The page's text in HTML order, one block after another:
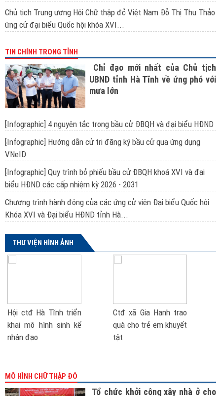
Chủ tịch Trung ương Hội Chữ thập đỏ Việt Nam Đỗ Thị Thu Thảo
ứng cử đại biểu Quốc hội khóa XVI...
TIN CHÍNH TRONG TỈNH
Chỉ đạo mới nhất của Chủ tịch
UBND tỉnh Hà Tĩnh về ứng phó với
mưa lớn
[Infographic] 4 nguyên tắc trong bầu cử ĐBQH và đại biểu HĐND
[Infographic] Hướng dẫn cử tri đăng ký bầu cử qua ứng dụng
VNeID
[Infographic] Quy trình bỏ phiếu bầu cử ĐBQH khoá XVI và đại
biểu HĐND các cấp nhiệm kỳ 2026 - 2031
Chương trình hành động của các ứng cử viên Đại biểu Quốc hội
Khóa XVI và Đại biểu HĐND tỉnh Hà...
THƯ VIỆN HÌNH ẢNH
Hội ctđ Hà Tĩnh triển
khai mô hình sinh kế
nhân đạo
Ctđ xã Gia Hanh trao
quà cho trẻ em khuyết
tật
MÔ HÌNH CHỮ THẬP ĐỎ
Tổ chức khởi công xây nhà ở cho